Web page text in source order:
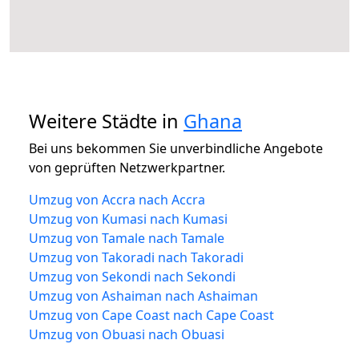
Weitere Städte in Ghana
Bei uns bekommen Sie unverbindliche Angebote
von geprüften Netzwerkpartner.
Umzug von Accra nach Accra
Umzug von Kumasi nach Kumasi
Umzug von Tamale nach Tamale
Umzug von Takoradi nach Takoradi
Umzug von Sekondi nach Sekondi
Umzug von Ashaiman nach Ashaiman
Umzug von Cape Coast nach Cape Coast
Umzug von Obuasi nach Obuasi